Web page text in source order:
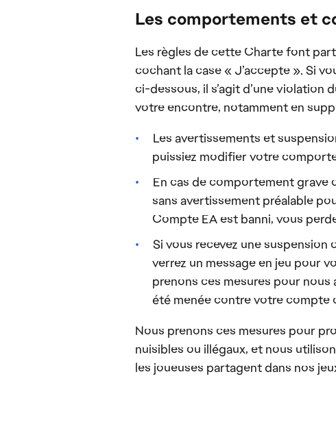
Les comportements et
Les règles de cette Charte font
cochant la case « J’accepte ». Si
ci-dessous, il s’agit d’une
votre encontre, notamment en
Les avertissements et
puissiez modifier votre
En cas de comportement grave
sans avertissement préalable
Compte EA est banni, vous
Si vous recevez une
verrez un message en jeu pour
prenons ces mesures pour nous
été menée contre votre compte
Nous prenons ces mesures pour
nuisibles ou illégaux, et nous
les joueuses partagent dans nos